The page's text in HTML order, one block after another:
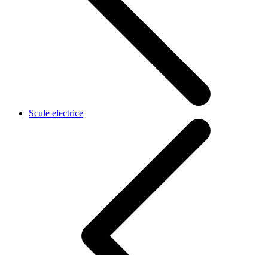
Scule electrice